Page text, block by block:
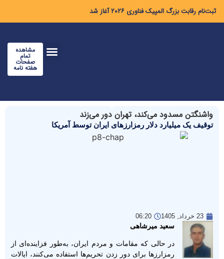
ثبت‌نام رقابت بزرگ المپیک فناوری ۲۰۲۶ آغاز شد
مشاهده
تمام
صفحات
هفته نامه
واشنگتن مسدود می‌کند، تهران دور می‌زند
توقیف یک میلیارد دلار رمزارزهای ایران توسط آمریکا
23 خرداد, 1405 06:20
سعید میرشاهی
در حالی که مقامات و مردم ایران، به‌طور فزاینده‌ای از
رمزارزها برای دور زدن تحریم‌ها استفاده می‌کنند، ایالات